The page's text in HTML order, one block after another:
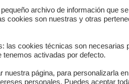
archivo de información que
cookies son nuestras y otras
las cookies técnicas son necesarias
activadas por defecto.
nuestra página, para personalizarla
personales. Puedes aceptar